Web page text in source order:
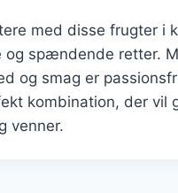
med disse frugter i
og spændende retter.
og smag er
kombination, der vil
venner.